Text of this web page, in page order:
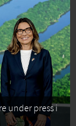
under press i